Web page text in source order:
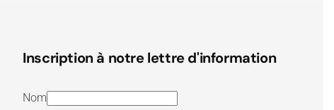
Inscription à notre lettre d'information
Nom